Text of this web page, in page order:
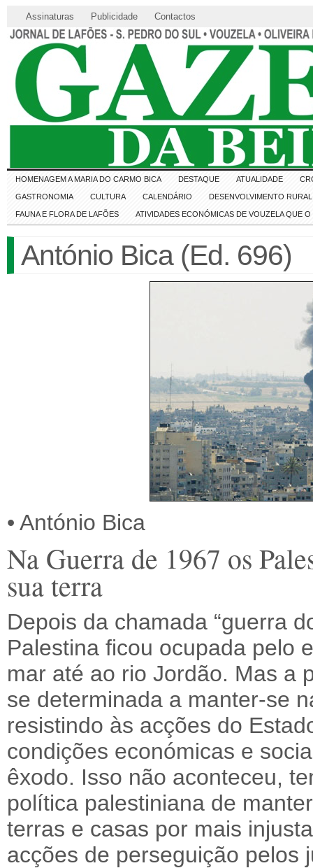
Assinaturas Publicidade Contactos
HOMENAGEM A MARIA DO CARMO BICA DESTAQUE ATUALIDADE
GASTRONOMIA CULTURA CALENDÁRIO DESENVOLVIMENTO RURAL
FAUNA E FLORA DE LAFÕES ATIVIDADES ECONÓMICAS DE VOUZELA QUE
António Bica (Ed. 696)
• António Bica
Na Guerra de 1967 os
sua terra
Depois da chamada “guerra
Palestina ficou ocupada pelo
mar até ao rio Jordão. Mas a
se determinada a manter-se
resistindo às acções do
condições económicas e
êxodo. Isso não aconteceu,
política palestiniana de
terras e casas por mais
acções de perseguição pelos